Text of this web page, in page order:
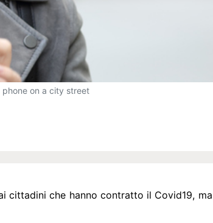
on a city street
cittadini che hanno contratto il Covid19, ma